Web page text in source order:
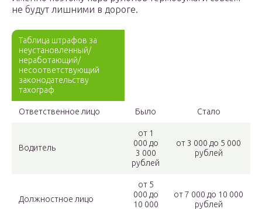
не будут лишними в дороге.
Таблица штрафов за
неустановленный/
неработающий/
несоответствующий
законодательству
тахограф
Ответственное лицо Было Стало
Водитель
от 1
000 до
3 000
рублей
от 3 000 до 5 000
рублей
Должностное лицо
от 5
000 до
10 000
от 7 000 до 10 000
рублей